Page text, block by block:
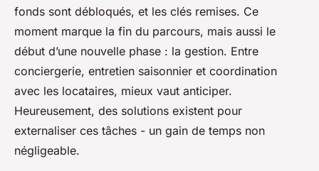
fonds sont débloqués, et les clés remises. Ce
moment marque la fin du parcours, mais aussi le
début d’une nouvelle phase : la gestion. Entre
conciergerie, entretien saisonnier et coordination
avec les locataires, mieux vaut anticiper.
Heureusement, des solutions existent pour
externaliser ces tâches - un gain de temps non
négligeable.